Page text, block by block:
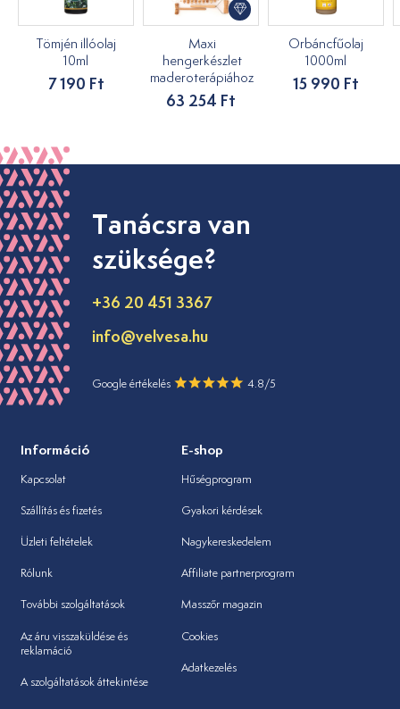
Tömjén illóolaj
10ml
7 190 Ft
Maxi
hengerkészlet
maderoterápiához
63 254 Ft
Orbáncfűolaj
1000ml
15 990 Ft
Tanácsra van
szüksége?
+36 20 451 3367
info@velvesa.hu
Google értékelés 4.8/5
Információ
Kapcsolat
Szállítás és fizetés
Üzleti feltételek
Rólunk
További szolgáltatások
Az áru visszaküldése és
reklamáció
A szolgáltatások áttekintése
E-shop
Hűségprogram
Gyakori kérdések
Nagykereskedelem
Affiliate partnerprogram
Masszőr magazin
Cookies
Adatkezelés